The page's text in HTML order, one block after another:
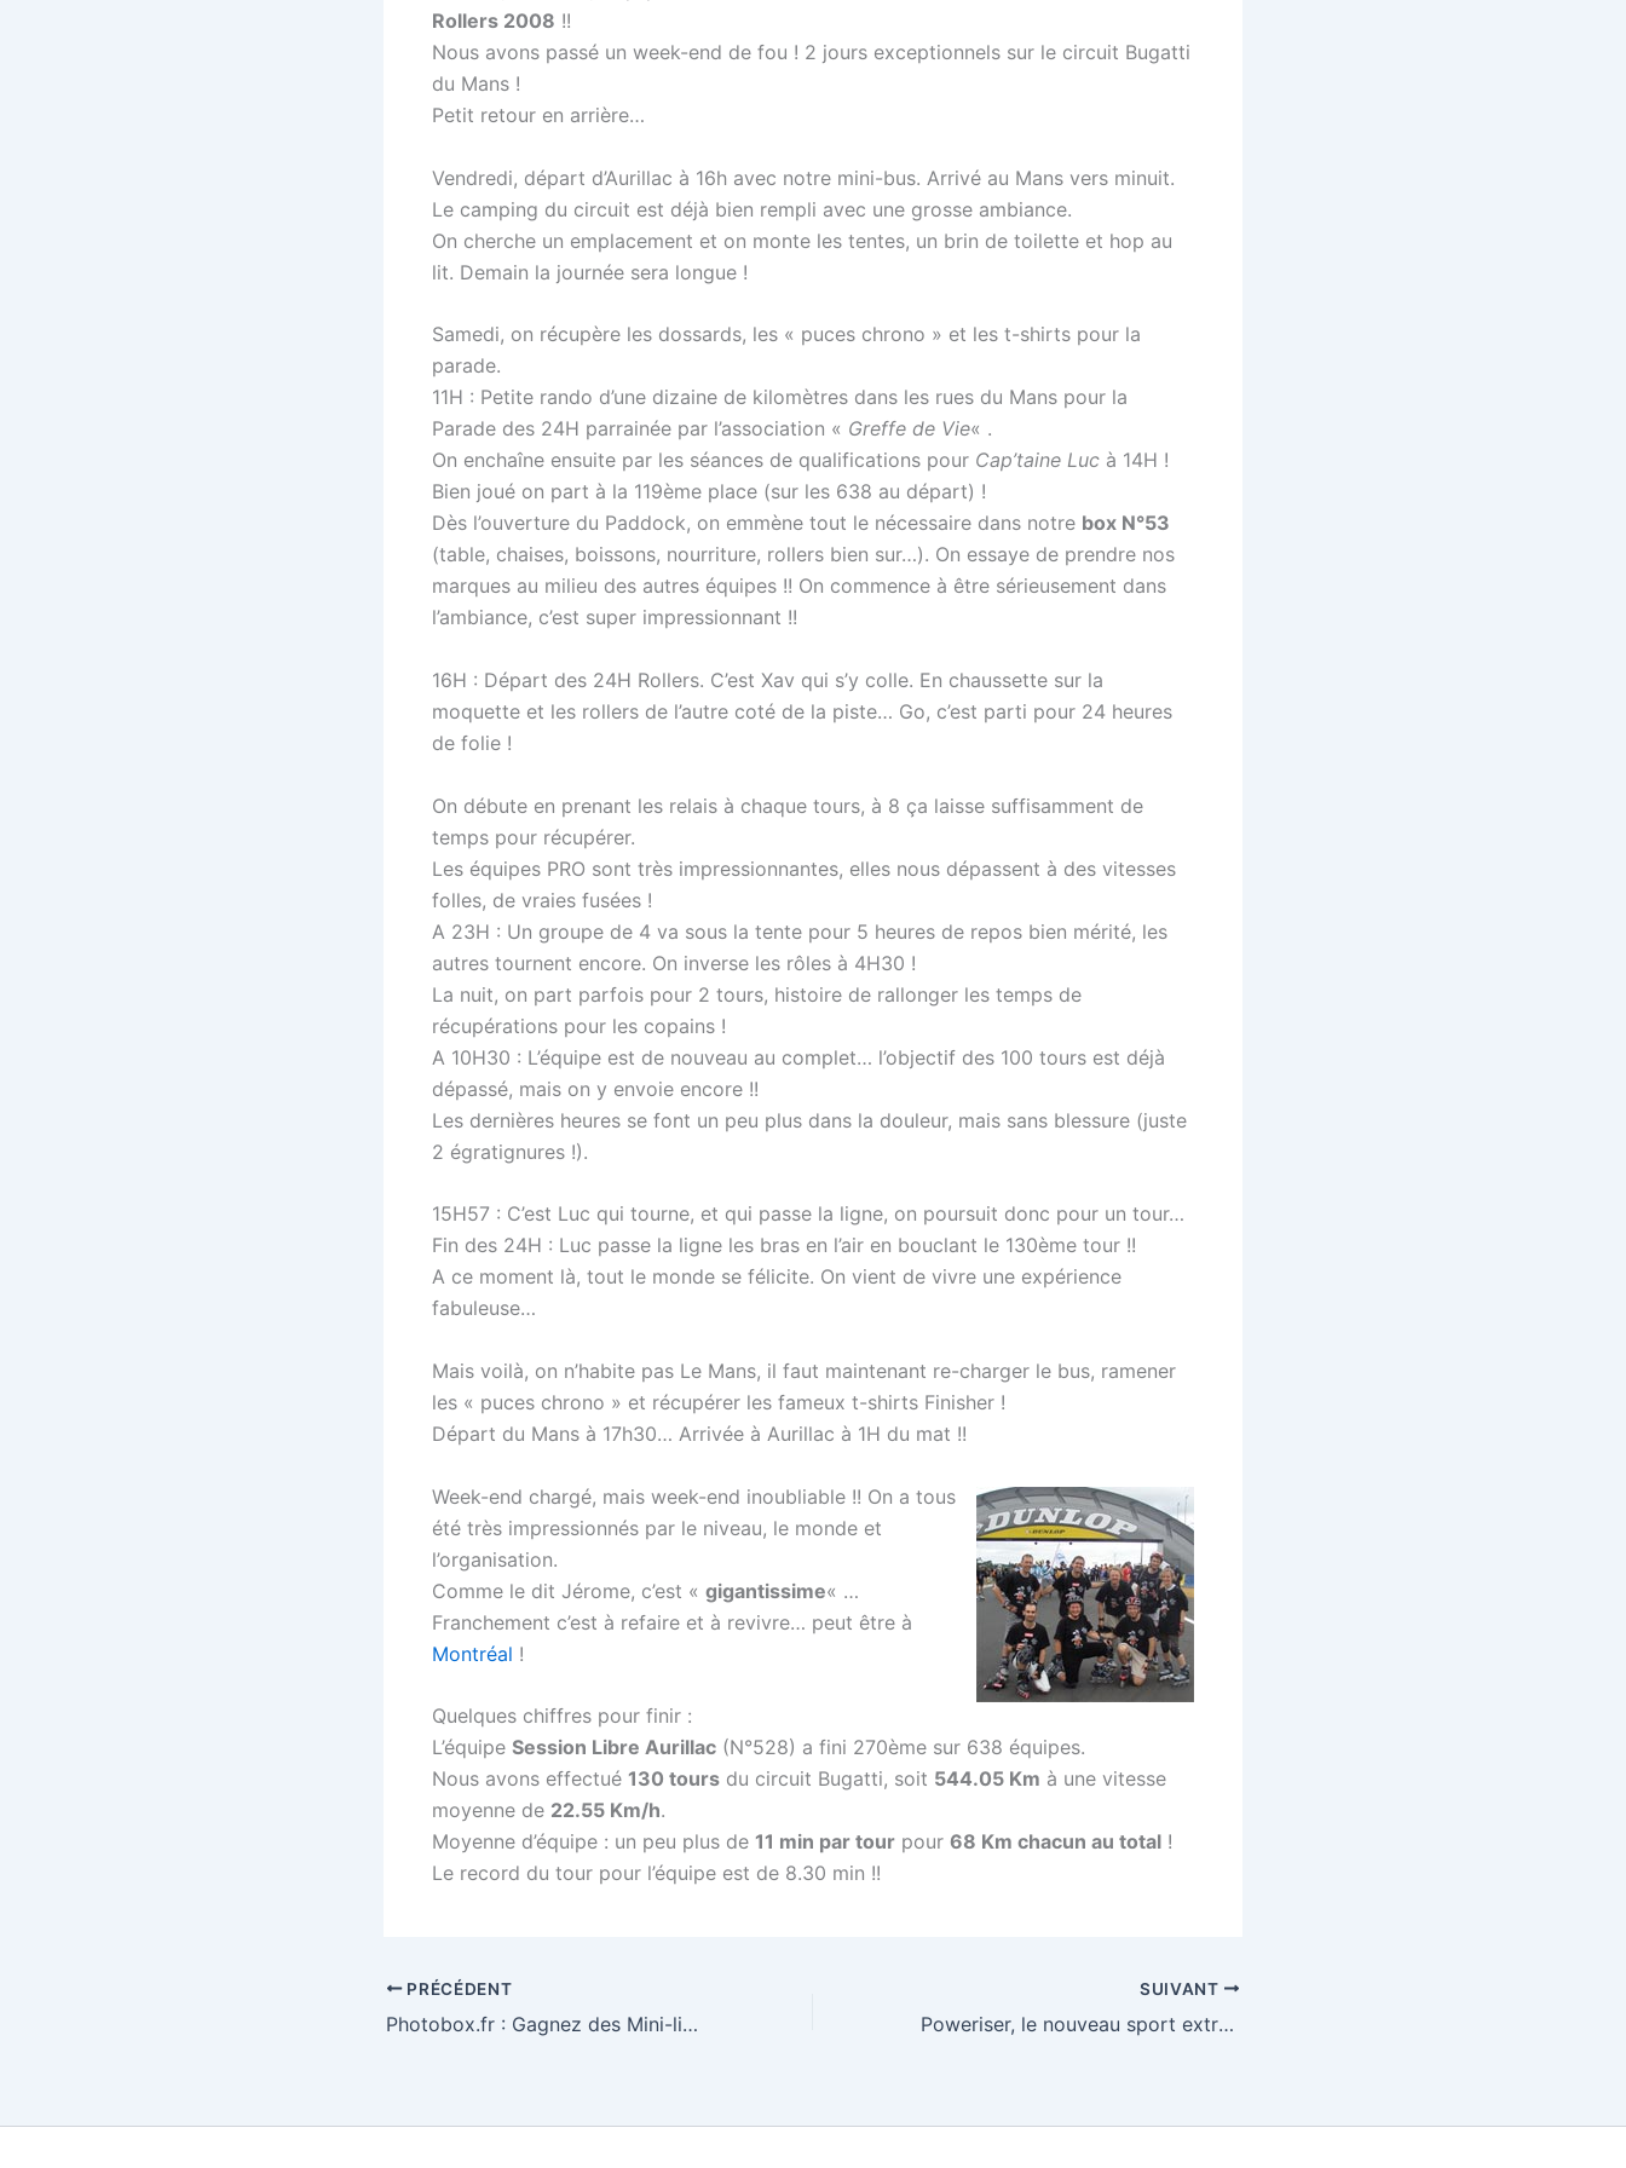
Rollers 2008 !!
Nous avons passé un week-end de fou ! 2 jours exceptionnels sur le circuit Bugatti
du Mans !
Petit retour en arrière…
Vendredi, départ d’Aurillac à 16h avec notre mini-bus. Arrivé au Mans vers minuit.
Le camping du circuit est déjà bien rempli avec une grosse ambiance.
On cherche un emplacement et on monte les tentes, un brin de toilette et hop au
lit. Demain la journée sera longue !
Samedi, on récupère les dossards, les « puces chrono » et les t-shirts pour la
parade.
11H : Petite rando d’une dizaine de kilomètres dans les rues du Mans pour la
Parade des 24H parrainée par l’association « Greffe de Vie« .
On enchaîne ensuite par les séances de qualifications pour Cap’taine Luc à 14H !
Bien joué on part à la 119ème place (sur les 638 au départ) !
Dès l’ouverture du Paddock, on emmène tout le nécessaire dans notre box N°53
(table, chaises, boissons, nourriture, rollers bien sur…). On essaye de prendre nos
marques au milieu des autres équipes !! On commence à être sérieusement dans
l’ambiance, c’est super impressionnant !!
16H : Départ des 24H Rollers. C’est Xav qui s’y colle. En chaussette sur la
moquette et les rollers de l’autre coté de la piste… Go, c’est parti pour 24 heures
de folie !
On débute en prenant les relais à chaque tours, à 8 ça laisse suffisamment de
temps pour récupérer.
Les équipes PRO sont très impressionnantes, elles nous dépassent à des vitesses
folles, de vraies fusées !
A 23H : Un groupe de 4 va sous la tente pour 5 heures de repos bien mérité, les
autres tournent encore. On inverse les rôles à 4H30 !
La nuit, on part parfois pour 2 tours, histoire de rallonger les temps de
récupérations pour les copains !
A 10H30 : L’équipe est de nouveau au complet… l’objectif des 100 tours est déjà
dépassé, mais on y envoie encore !!
Les dernières heures se font un peu plus dans la douleur, mais sans blessure (juste
2 égratignures !).
15H57 : C’est Luc qui tourne, et qui passe la ligne, on poursuit donc pour un tour…
Fin des 24H : Luc passe la ligne les bras en l’air en bouclant le 130ème tour !!
A ce moment là, tout le monde se félicite. On vient de vivre une expérience
fabuleuse…
Mais voilà, on n’habite pas Le Mans, il faut maintenant re-charger le bus, ramener
les « puces chrono » et récupérer les fameux t-shirts Finisher !
Départ du Mans à 17h30… Arrivée à Aurillac à 1H du mat !!
Week-end chargé, mais week-end inoubliable !! On a tous
été très impressionnés par le niveau, le monde et
l’organisation.
Comme le dit Jérome, c’est « gigantissime« …
Franchement c’est à refaire et à revivre… peut être à
Montréal !
Quelques chiffres pour finir :
L’équipe Session Libre Aurillac (N°528) a fini 270ème sur 638 équipes.
Nous avons effectué 130 tours du circuit Bugatti, soit 544.05 Km à une vitesse
moyenne de 22.55 Km/h.
Moyenne d’équipe : un peu plus de 11 min par tour pour 68 Km chacun au total !
Le record du tour pour l’équipe est de 8.30 min !!
PRÉCÉDENT
Photobox.fr : Gagnez des Mini-livres Photos
SUIVANT
Poweriser, le nouveau sport extrême…